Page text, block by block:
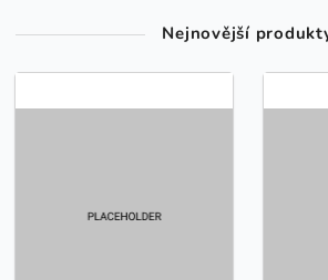
Nejnovější